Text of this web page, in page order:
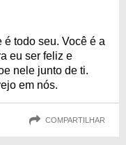
todo seu. Você é a
eu ser feliz e
nele junto de ti.
em nós.
COMPARTILHAR